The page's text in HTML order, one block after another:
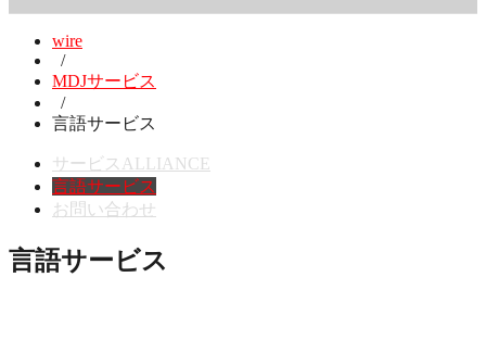
wire
/
MDJサービス
/
言語サービス
サービスALLIANCE
言語サービス
お問い合わせ
言語サービス